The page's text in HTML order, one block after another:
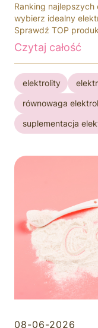
Ranking najlepszych
wybierz idealny
Sprawdź TOP
Czytaj całość
elektrolity
równowaga
suplementacja
08-06-2026